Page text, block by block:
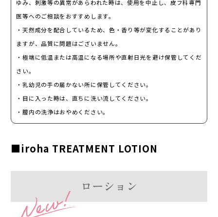
ゆみ、​刺激等の​異常が​あらわれた​時は、​使用を​中止し、​皮フ科専門
医等への​ご相談を​おすすめします。
・天然成分を​配合している​ため、​色・香り等が​変化する​ことがあり
ますが、​品質に​問題は​ございません。
・極端に​低温または​高温に​なる​場所や​直射日光を​避け保管してくだ
さい。
・乳幼児の​手の​届かない​所に​保管してください。
・目に​入った​時は、​直ちに​洗い流してください。
・膣内の​洗浄は​おやめください。
■iroha TREATMENT LOTION